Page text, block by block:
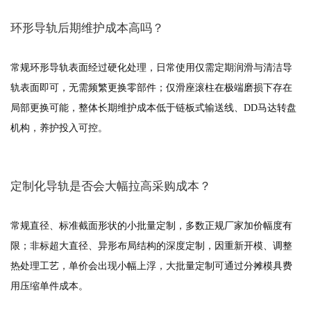
环形导轨后期维护成本高吗？
常规环形导轨表面经过硬化处理，日常使用仅需定期润滑与清洁导
轨表面即可，无需频繁更换零部件；仅滑座滚柱在极端磨损下存在
局部更换可能，整体长期维护成本低于链板式输送线、DD马达转盘
机构，养护投入可控。
定制化导轨是否会大幅拉高采购成本？
常规直径、标准截面形状的小批量定制，多数正规厂家加价幅度有
限；非标超大直径、异形布局结构的深度定制，因重新开模、调整
热处理工艺，单价会出现小幅上浮，大批量定制可通过分摊模具费
用压缩单件成本。